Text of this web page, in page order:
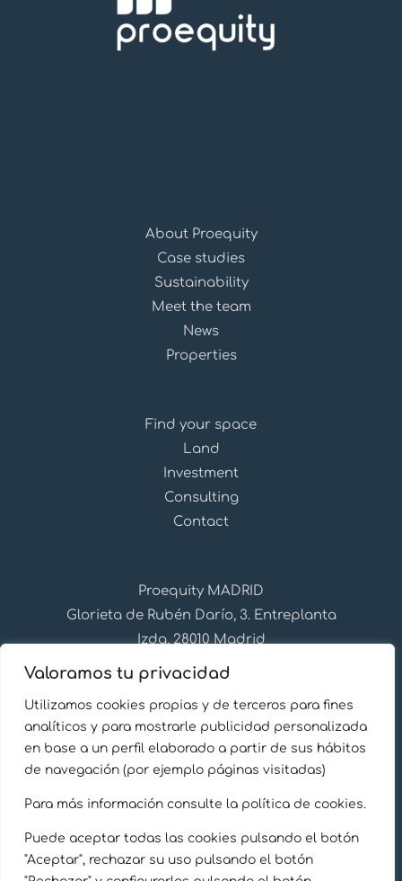
Valoramos tu privacidad
Utilizamos cookies propias y de terceros para fines
analíticos y para mostrarle publicidad personalizada
en base a un perfil elaborado a partir de sus hábitos
de navegación (por ejemplo páginas visitadas)
Para más información consulte la política de cookies.
Puede aceptar todas las cookies pulsando el botón
"Aceptar", rechazar su uso pulsando el botón
About Proequity
Case studies
Sustainability
Meet the team
News
Properties
Find your space
Land
Investment
Consulting
Contact
Proequity MADRID
Glorieta de Rubén Darío, 3. Entreplanta
Izda, 28010 Madrid
+34 91 310 28 27
info@proequity.es
Follow us on Linkedin
Legal Notice